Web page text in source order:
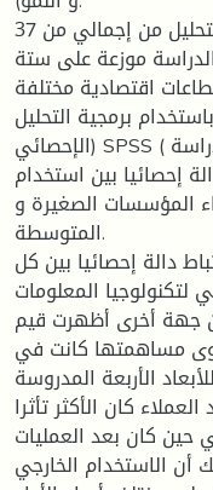
تم استرجاع 86 استمارة بحث صالحة للتحليل من إجمالي من 37
موزعة على ستة
اقتصادية مختلفة.
برمجية التحليل
الإحصائي) SPSS ( إلى إثبات صحة الفرضية العامة للدراسة
إحصائيا بين استخدام
المؤسسات الصغيرة و
المتوسطة.
دالة إحصائيا بين كل
لتكنولوجيا المعلومات
من جهة أخرى أظهرت قيم
مساهمتها كانت في
الأربعة المدروسة.
كان الأكثر تأثرا
حين كان بعد العمليات
أن الاستخدام الخارجي